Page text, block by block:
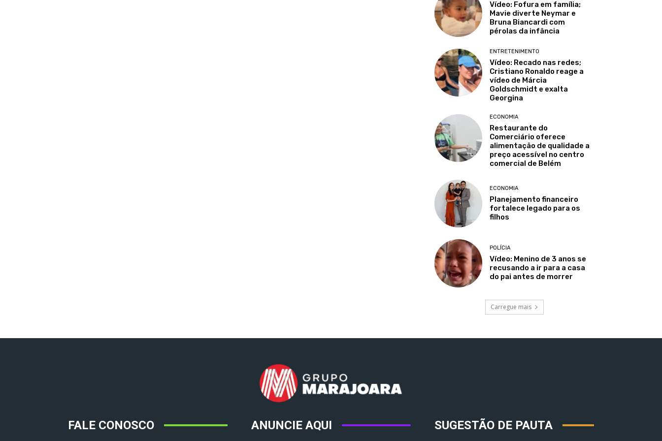
Vídeo: Fofura em família;
Mavie diverte Neymar e
Bruna Biancardi com
pérolas da infância
ENTRETENIMENTO
Vídeo: Recado nas redes;
Cristiano Ronaldo reage a
vídeo de Márcia
Goldschmidt e exalta
Georgina
ECONOMIA
Restaurante do
Comerciário oferece
alimentação de qualidade a
preço acessível no centro
comercial de Belém
ECONOMIA
Planejamento financeiro
fortalece legado para os
filhos
POLÍCIA
Vídeo: Menino de 3 anos se
recusando a ir para a casa
do pai antes de morrer
Carregue mais
FALE CONOSCO ANUNCIE AQUI SUGESTÃO DE PAUTA